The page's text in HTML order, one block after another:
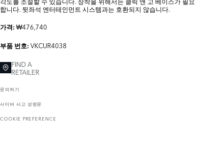
합니다. 뒷좌석 엔터테인먼트 시스템과는 호환되지 않습니다.
가격: ₩476,740
부품 번호: VKCUR4038
FIND A
RETAILER
문의하기
사이버 사고 성명문
COOKIE PREFERENCE